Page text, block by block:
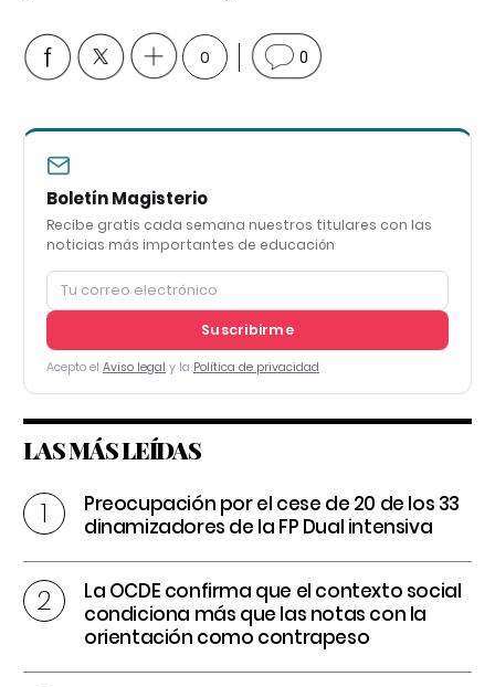
0 0
Boletín Magisterio
Recibe gratis cada semana nuestros titulares con las
noticias más importantes de educación
Suscribirme
Acepto el Aviso legal y la Política de privacidad
LAS MÁS LEÍDAS
Preocupación por el cese de 20 de los 33
dinamizadores de la FP Dual intensiva
La OCDE confirma que el contexto social
condiciona más que las notas con la
orientación como contrapeso